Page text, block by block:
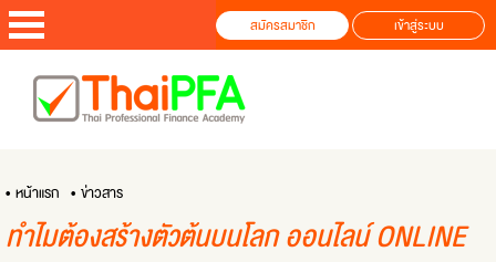
สมัครสมาชิก เข้าสู่ระบบ
• หน้าแรก • ข่าวสาร
ทำไมต้องสร้างตัวต้นบนโลก ออนไลน์ ONLINE